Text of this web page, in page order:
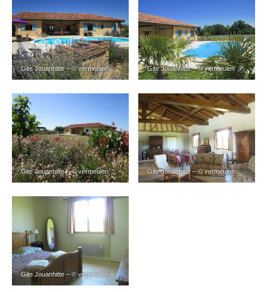
Gite Jouanhitte – © vermeulen Gite Jouanhitte – © vermeulen
Gite Jouanhitte – © vermeulen Gite Jouanhitte – © vermeulen
Gite Jouanhitte – © vermeulen